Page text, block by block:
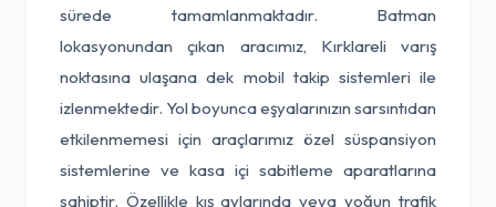
sürede tamamlanmaktadır. Batman
lokasyonundan çıkan aracımız, Kırklareli varış
noktasına ulaşana dek mobil takip sistemleri ile
izlenmektedir. Yol boyunca eşyalarınızın sarsıntıdan
etkilenmemesi için araçlarımız özel süspansiyon
sistemlerine ve kasa içi sabitleme aparatlarına
sahiptir. Özellikle kış aylarında veya yoğun trafik